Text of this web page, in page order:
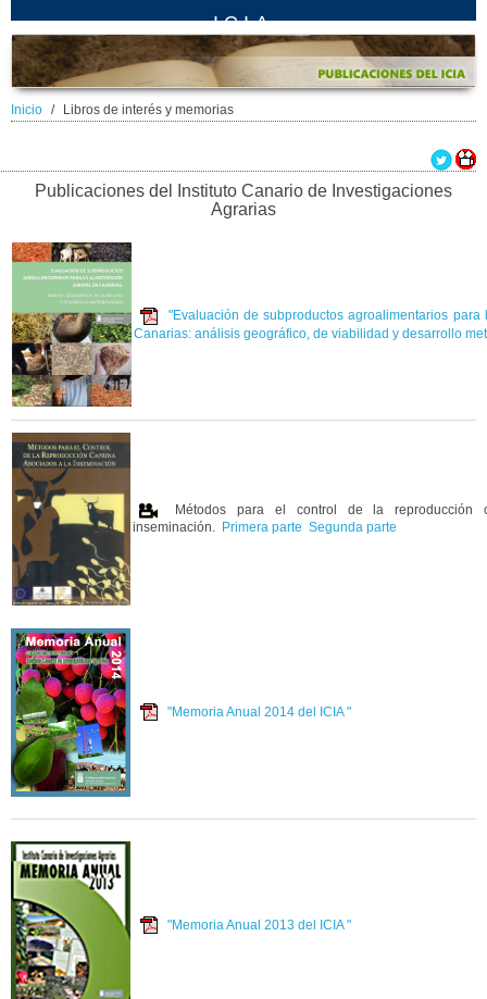
ICIA
Inicio Libros de interés y memorias
Publicaciones del Instituto Canario de Investigaciones
Agrarias
"Evaluación de subproductos agroalimentarios
Canarias: análisis geográfico, de viabilidad y desarrollo
Métodos para el control de la reproducción
inseminación.
Primera parte Segunda parte
"Memoria Anual 2014 del ICIA "
"Memoria Anual 2013 del ICIA "